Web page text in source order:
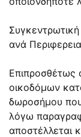
ανά
Επιπροσθέτως
οικοδόμων
δωροσήμου
λόγω
αποστέλλεται